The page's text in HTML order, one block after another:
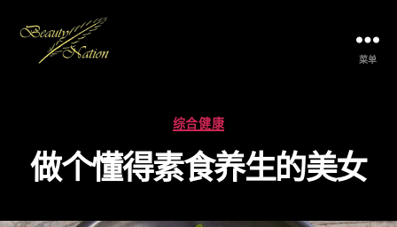
Ltd.
菜单
分
综合健康
做个懂得素食养生的美女